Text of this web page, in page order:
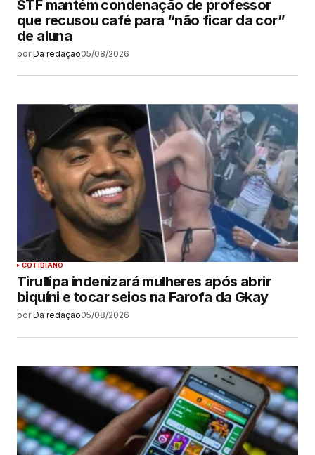
STF mantém condenação de professor
que recusou café para “não ficar da cor”
de aluna
por Da redação05/08/2026
COTIDIANO
Tirullipa indenizará mulheres após abrir
biquíni e tocar seios na Farofa da Gkay
por Da redação05/08/2026